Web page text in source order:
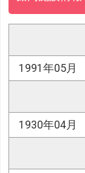
1991年05月
1930年04月